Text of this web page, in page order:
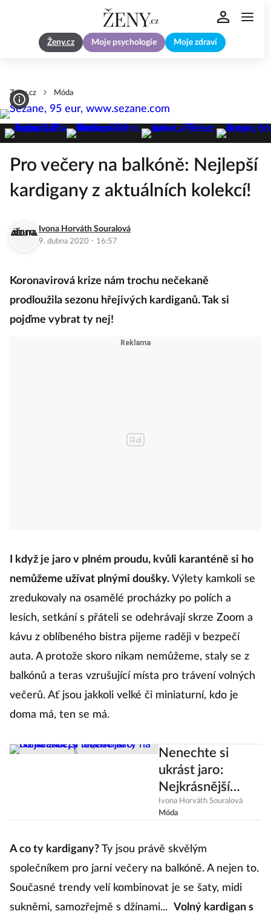
Ženy.cz Moje psychologie Moje zdraví
Zeny.cz Móda
Pro večery na balkóně: Nejlepší
kardigany z aktuálních kolekcí!
Ivona Horváth Souralová
9. dubna 2020 · 16:57
Koronavirová krize nám trochu nečekaně
prodloužila sezonu hřejivých kardiganů. Tak si
pojďme vybrat ty nej!
I když je jaro v plném proudu, kvůli karanténě si ho
nemůžeme užívat plnými doušky. Výlety kamkoli se
zredukovaly na osamělé procházky po polích a
lesích, setkání s přáteli se odehrávají skrze Zoom a
kávu z oblíbeného bistra pijeme raději v bezpečí
auta. A protože skoro nikam nemůžeme, staly se z
balkónů a teras vzrušující místa pro trávení volných
večerů. Ať jsou jakkoli velké či miniaturní, kdo je
doma má, ten se má.
Nenechte si
ukrást jaro:
Nejkrásnější
ležérní šaty na
doma a brzy i na
Ivona Horváth Souralová
Móda
A co ty kardigany? Ty jsou právě skvělým
společníkem pro jarní večery na balkóně. A nejen to.
Současné trendy velí kombinovat je se šaty, midi
sukněmi, samozřejmě s džínami... Volný kardigan s